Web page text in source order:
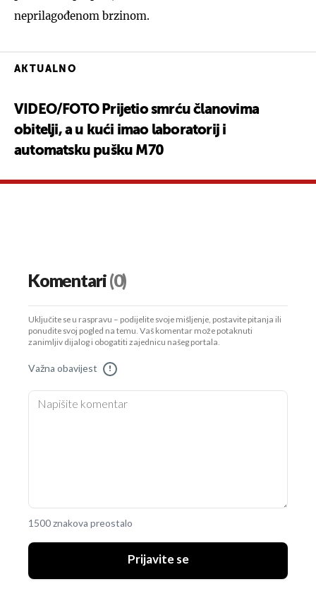
neprilagođenom brzinom.
AKTUALNO
VIDEO/FOTO Prijetio smrću članovima
obitelji, a u kući imao laboratorij i
automatsku pušku M70
Komentari(0)
Uključite se u raspravu – podijelite svoje mišljenje, postavite pitanja ili
ponudite svoj pogled na temu. Vaš komentar može potaknuti
zanimljiv dijalog i obogatiti zajednicu našeg portala.
Važna obavijest !
1500 znakova preostalo
Prijavite se